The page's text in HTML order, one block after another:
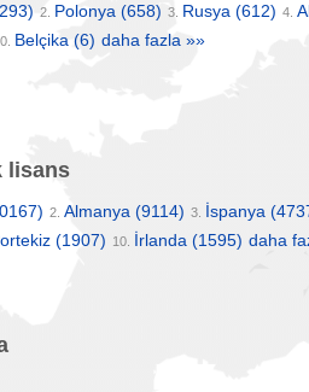
2. Polonya (658) 3. Rusya (612) 4.
Belçika (6) daha fazla »»
lisans
2. Almanya (9114) 3. İspanya
(1907) 10. İrlanda (1595) daha